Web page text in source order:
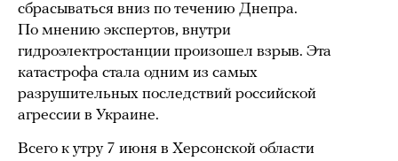
сбрасываться вниз по течению Днепра.
По мнению экспертов, внутри
гидроэлектростанции произошел взрыв. Эта
катастрофа стала одним из самых
разрушительных последствий российской
агрессии в Украине.
Всего к утру 7 июня в Херсонской области